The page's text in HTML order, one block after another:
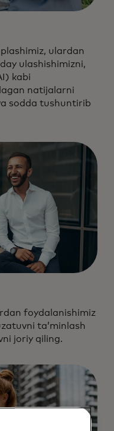
ulardan
ulashishimizni,
kabi
natijalarni
sodda tushuntirib
foydalanishimiz
taʼminlash
joriy qiling.